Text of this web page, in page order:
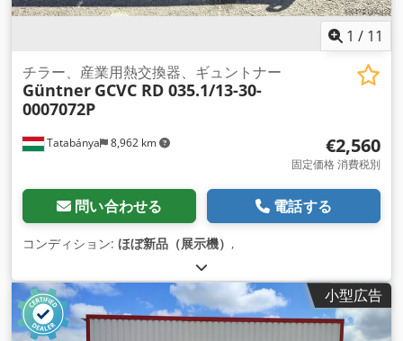
1 / 11
Tatabánya 8,962 km
チラー、産業用熱交換器、ギュントナー
Güntner GCVC RD 035.1/13-30-
0007072P
€2,560
固定価格 消費税別
問い合わせる 電話する
コンディション: ほぼ新品（展示機） ,
小型広告